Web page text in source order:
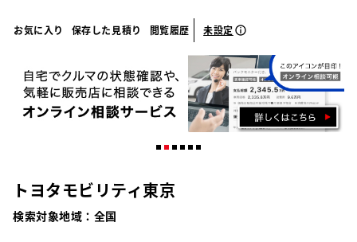
お気に入り 保存した見積り 閲覧履歴 未設定
トヨタモビリティ東京
検索対象地域： 全国